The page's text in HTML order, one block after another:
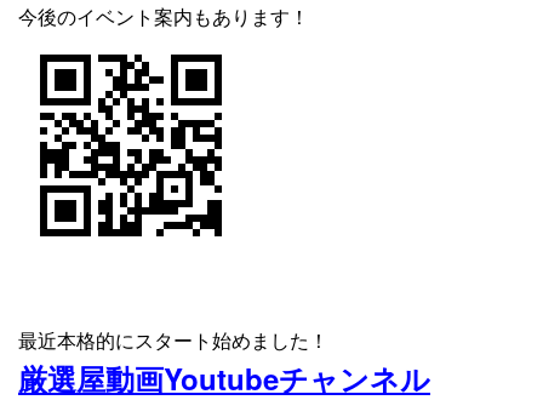
今後のイベント案内もあります！
最近本格的にスタート始めました！
厳選屋動画Youtubeチャンネル